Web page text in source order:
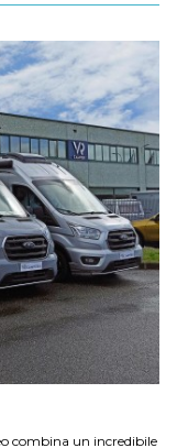
combina un incredibile